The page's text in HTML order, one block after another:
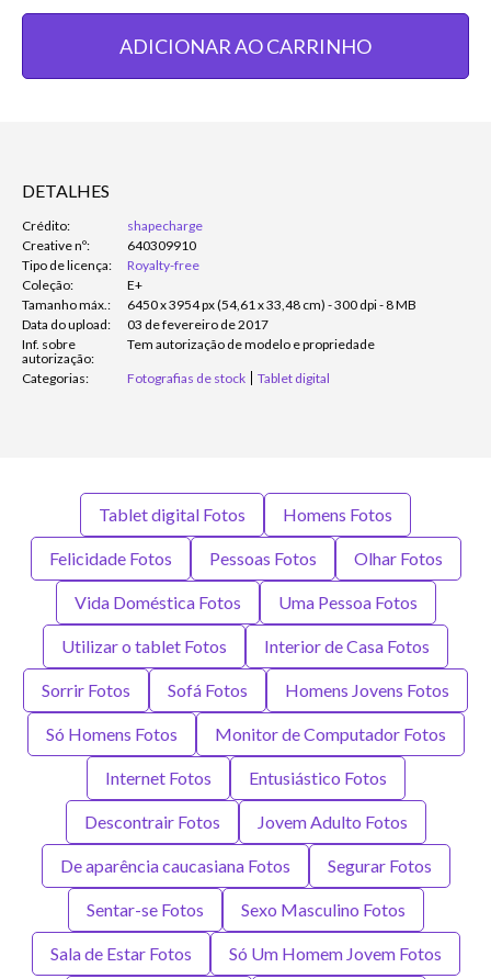
ADICIONAR AO CARRINHO
DETALHES
Crédito:
shapecharge
Creative nº:
640309910
Tipo de licença:
Royalty-free
Coleção:
E+
Tamanho máx.:
6450 x 3954 px (54,61 x 33,48 cm) - 300 dpi - 8 MB
Data do upload:
03 de fevereiro de 2017
Inf. sobre
autorização:
Tem autorização de modelo e propriedade
Categorias: Fotografias de stock Tablet digital
Tablet digital Fotos Homens Fotos
Felicidade Fotos Pessoas Fotos Olhar Fotos
Vida Doméstica Fotos Uma Pessoa Fotos
Utilizar o tablet Fotos Interior de Casa Fotos
Sorrir Fotos Sofá Fotos Homens Jovens Fotos
Só Homens Fotos Monitor de Computador Fotos
Internet Fotos Entusiástico Fotos
Descontrair Fotos Jovem Adulto Fotos
De aparência caucasiana Fotos Segurar Fotos
Sentar-se Fotos Sexo Masculino Fotos
Sala de Estar Fotos Só Um Homem Jovem Fotos